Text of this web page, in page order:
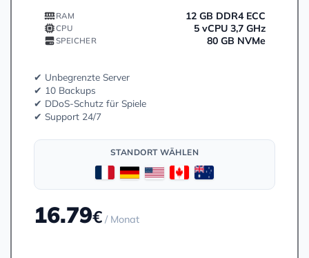
RAM 12 GB DDR4 ECC
CPU 5 vCPU 3,7 GHz
SPEICHER 80 GB NVMe
✔ Unbegrenzte Server
✔ 10 Backups
✔ DDoS-Schutz für Spiele
✔ Support 24/7
STANDORT WÄHLEN
16.79€ / Monat